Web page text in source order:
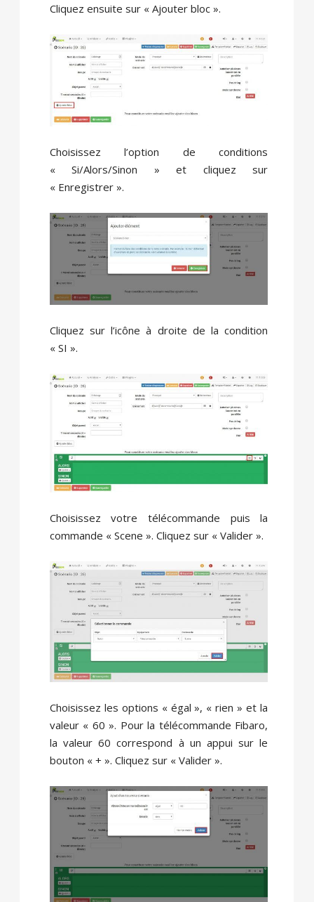
Cliquez ensuite sur « Ajouter bloc ».
Choisissez l’option de conditions
« Si/Alors/Sinon » et cliquez sur
« Enregistrer ».
Cliquez sur l’icône à droite de la condition
« SI ».
Choisissez votre télécommande puis la
commande « Scene ». Cliquez sur « Valider ».
Choisissez les options « égal », « rien » et la
valeur « 60 ». Pour la télécommande Fibaro,
la valeur 60 correspond à un appui sur le
bouton « + ». Cliquez sur « Valider ».